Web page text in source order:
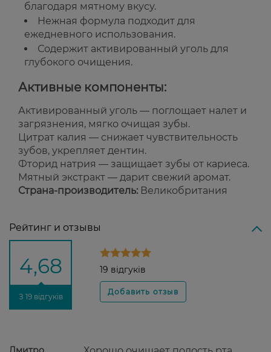
благодаря мятному вкусу.
Нежная формула подходит для
ежедневного использования.
Содержит активированный уголь для
глубокого очищения.
Активные компоненты:
Активированный уголь — поглощает налет и
загрязнения, мягко очищая зубы.
Цитрат калия — снижает чувствительность
зубов, укрепляет дентин.
Фторид натрия — защищает зубы от кариеса.
Мятный экстракт — дарит свежий аромат.
Страна-производитель: Великобритания
Рейтинг и отзывы
4,68
З 19 відгуків
19 відгуків